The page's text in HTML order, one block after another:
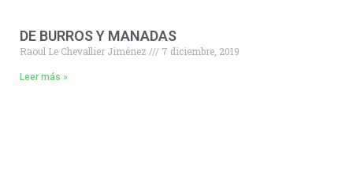
DE BURROS Y MANADAS
Raoul Le Chevallier Jiménez 7 diciembre, 2019
Leer más »